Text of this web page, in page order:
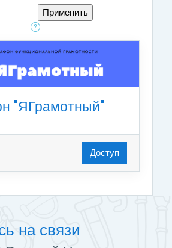
"ЯГрамотный"
Доступ
на связи